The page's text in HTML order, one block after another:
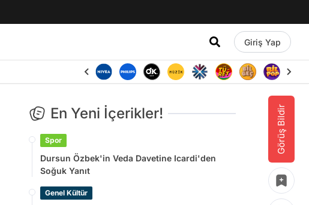
Giriş Yap
Görüş Bildir
En Yeni İçerikler!
Spor
Dursun Özbek'in Veda Davetine Icardi'den
Soğuk Yanıt
Genel Kültür